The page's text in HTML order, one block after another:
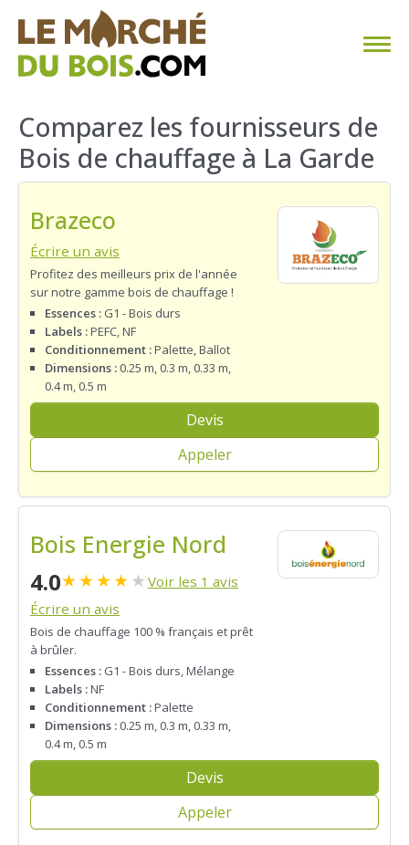
CHAUFFAGE AU BOIS
FAQ
TROUVER SON FOURNISSEUR
BLOG
ESPACE PRO
Comparez les fournisseurs de
Bois de chauffage à La Garde
Brazeco
Écrire un avis
Profitez des meilleurs prix de l'année
sur notre gamme bois de chauffage !
Essences : G1 - Bois durs
Labels :PEFC, NF
Conditionnement :Palette, Ballot
Dimensions : 0.25 m, 0.3 m, 0.33 m,
0.4 m, 0.5 m
Devis
Appeler
Bois Energie Nord
4.0★★★★★ Voir les 1 avis
Écrire un avis
Bois de chauffage 100 % français et prêt
à brûler.
Essences : G1 - Bois durs, Mélange
Labels :NF
Conditionnement :Palette
Dimensions : 0.25 m, 0.3 m, 0.33 m,
0.4 m, 0.5 m
Devis
Appeler